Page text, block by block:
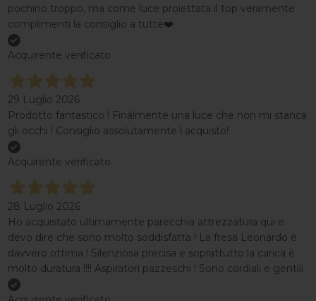
pochino troppo, ma come luce proiettata il top veramente
complimenti la consiglio a tutte❤️
Acquirente verificato
29 Luglio 2026
Prodotto fantastico ! Finalmente una luce che non mi stanca
gli occhi ! Consiglio assolutamente l acquisto!
Acquirente verificato
28 Luglio 2026
Ho acquistato ultimamente parecchia attrezzatura qui e
devo dire che sono molto soddisfatta ! La fresa Leonardo è
davvero ottima ! Silenziosa precisa e soprattutto la carica è
molto duratura !!!! Aspiratori pazzeschi ! Sono cordiali e gentili